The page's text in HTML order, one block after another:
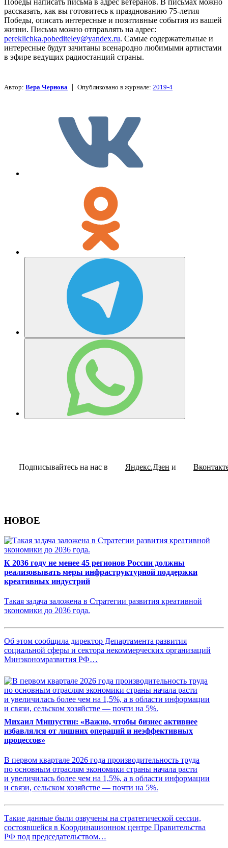
рассказать, как вы готовитесь к празднованию 75-летия
Победы, описать интересные и позитивные события из вашей
жизни. Письма можно отправлять на адрес:
pereklichka.pobediteley@yandex.ru. Самые содержательные и
интересные будут зачитаны всенародно любимыми артистами
в эфире ведущих радиостанций страны.
Автор: Вера Чернова | Опубликовано в журнале: 2019-4
Подписывайтесь на нас в Яндекс.Дзен и
НОВОЕ
К 2036 году не менее 45 регионов России должны
реализовывать меры инфраструктурной поддержки
креативных индустрий
Такая задача заложена в Стратегии развития креативной
экономики до 2036 года.
Об этом сообщила директор Департамента развития
социальной сферы и сектора некоммерческих организаций
Минэкономразвития РФ…
Михаил Мишустин: «Важно, чтобы бизнес активнее
избавлялся от лишних операций и неэффективных
процессов»
В первом квартале 2026 года производительность труда
по основным отраслям экономики страны начала расти
и увеличилась более чем на 1,5%, а в области информации
и связи, сельском хозяйстве — почти на 5%.
Такие данные были озвучены на стратегической сессии,
состоявшейся в Координационном центре Правительства
РФ под председательством…